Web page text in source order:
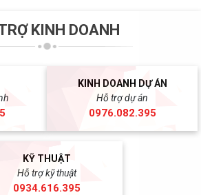
KINH DOANH
KINH DOANH DỰ ÁN
Hỗ trợ dự án
0976.082.395
KỸ THUẬT
Hỗ trợ kỹ thuật
0934.616.395